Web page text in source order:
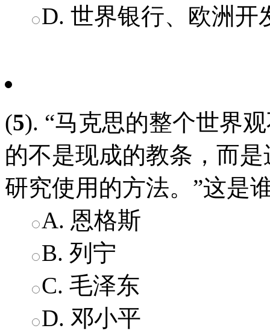
D. 世界银行、欧洲开
(5). “马克思的整个世界
的不是现成的教条，而
研究使用的方法。”这是
A. 恩格斯
B. 列宁
C. 毛泽东
D. 邓小平